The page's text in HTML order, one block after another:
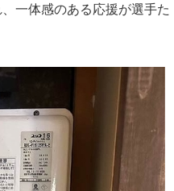
一体感のある応援が選手た